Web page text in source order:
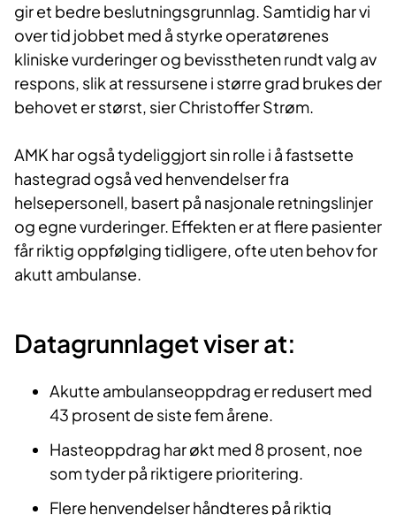
gir et bedre beslutningsgrunnlag. Samtidig har vi
over tid jobbet med å styrke operatørenes
kliniske vurderinger og bevisstheten rundt valg av
respons, slik at ressursene i større grad brukes der
behovet er størst, sier Christoffer Strøm.
AMK har også tydeliggjort sin rolle i å fastsette
hastegrad også ved henvendelser fra
helsepersonell, basert på nasjonale retningslinjer
og egne vurderinger. Effekten er at flere pasienter
får riktig oppfølging tidligere, ofte uten behov for
akutt ambulanse.
Datagrunnlaget viser at:
Akutte ambulanseoppdrag er redusert med
43 prosent de siste fem årene.
Hasteoppdrag har økt med 8 prosent, noe
som tyder på riktigere prioritering.
Flere henvendelser håndteres på riktig